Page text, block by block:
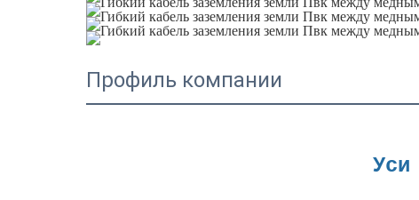
Профиль компании